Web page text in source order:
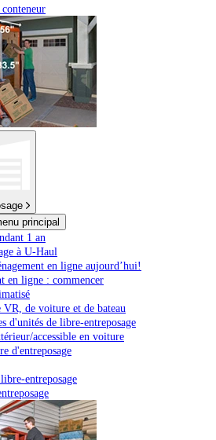
principal
1 an
à U-Haul
en ligne aujourd’hui!
en ligne : commencer
VR, de voiture et de bateau
d'unités de libre-entreposage
accessible en voiture
d'entreposage
entreposage